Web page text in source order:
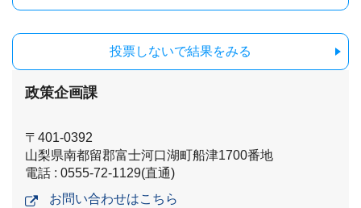
投票しないで結果をみる
政策企画課
〒401-0392
山梨県南都留郡富士河口湖町船津1700番地
電話 : 0555-72-1129(直通)
お問い合わせはこちら